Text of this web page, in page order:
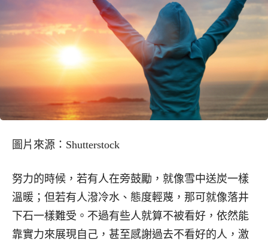
圖片來源：Shutterstock
努力的時候，若有人在旁鼓勵，就像雪中送炭一樣
溫暖；但若有人潑冷水、態度輕蔑，那可就像落井
下石一樣難受。不過有些人就算不被看好，依然能
靠實力來展現自己，甚至感謝過去不看好的人，激